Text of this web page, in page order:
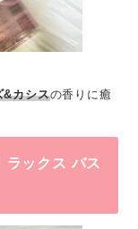
&カシスの香りに癒
ラックス バス